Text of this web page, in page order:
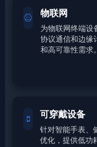
物联网
为物联网终端设
协议通信和边缘
和高可靠性需求。
可穿戴设备
针对智能手表、
优化，提供低功